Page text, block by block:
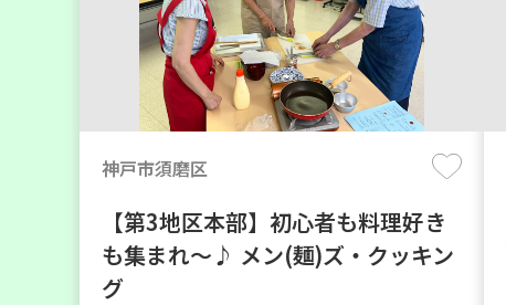
神戸市須磨区
【第3地区本部】初心者も料理好き
も集まれ～♪ メン(麺)ズ・クッキン
グ